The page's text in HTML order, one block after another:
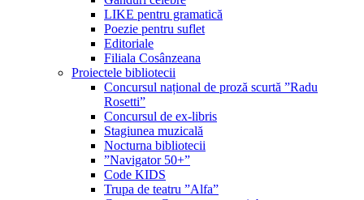
LIKE pentru gramatică
Poezie pentru suflet
Editoriale
Filiala Cosânzeana
Proiectele bibliotecii
Concursul național de proză scurtă ”Radu
Rosetti”
Concursul de ex-libris
Stagiunea muzicală
Nocturna bibliotecii
”Navigator 50+”
Code KIDS
Trupa de teatru ”Alfa”